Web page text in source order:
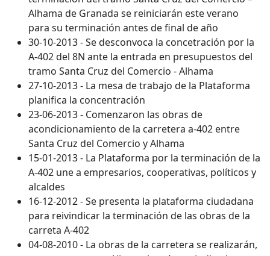
Alhama de Granada se reiniciarán este verano
para su terminación antes de final de año
30-10-2013 - Se desconvoca la concetración por la
A-402 del 8N ante la entrada en presupuestos del
tramo Santa Cruz del Comercio - Alhama
27-10-2013 - La mesa de trabajo de la Plataforma
planifica la concentración
23-06-2013 - Comenzaron las obras de
acondicionamiento de la carretera a-402 entre
Santa Cruz del Comercio y Alhama
15-01-2013 - La Plataforma por la terminación de la
A-402 une a empresarios, cooperativas, políticos y
alcaldes
16-12-2012 - Se presenta la plataforma ciudadana
para reivindicar la terminación de las obras de la
carreta A-402
04-08-2010 - La obras de la carretera se realizarán,